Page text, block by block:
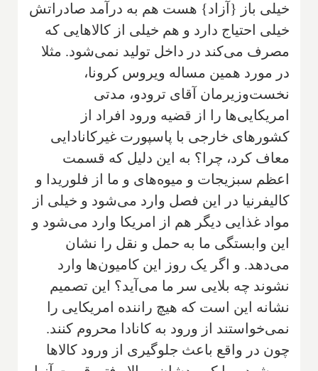
خیلی باز {آزاد} هست هم به درآمد صادراتش
خیلی احتیاج دارد و هم خیلی از کالاهایی که
مصرف می‌کند در داخل تولید نمی‌شود. مثلا‌
در مورد همین مساله ویروس کرونا،
نخست‌وزیرمان آقای ترودو، مدتی
امریکایی‌ها را از قضیه ورود افراد از
کشورهای خارجی با پاسپورت غیر‌کانادایی
معاف کرد، چرا؟ به این دلیل که قسمت‌
اعظم ‌‌سبزیجات و میوه‌های و ما از فلوریدا و
کالیفرنیا در این فصل وارد می‌شود و خیلی از
مواد غذایی دیگر هم از امریکا وارد می‌شود و
این وابستگی ما به حمل و نقل را نشان
می‌دهد. و اگر یک روز این کامیون‌ها وارد
نشوند چه بلایی سر ما می‌آید؟ این تصمیم
نشانه این است که هیچ راننده امریکایی را
نمی‌خواستند از ورود به کانادا محروم کنند.
چون در واقع باعث جلوگیری از ورود کالاها